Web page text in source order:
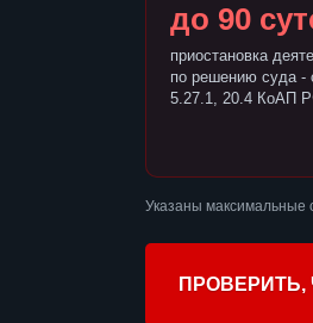
до 90
приостановка
по решению суда -
5.27.1, 20.4 КоАП
Указаны максимальные